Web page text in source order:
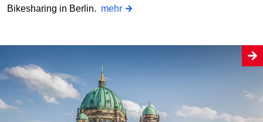
Bikesharing in Berlin. mehr